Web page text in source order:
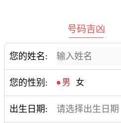
号码吉凶
您的姓名:
您的性别: 男 女
出生日期: